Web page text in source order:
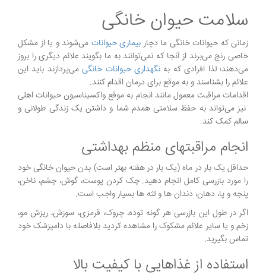
سلامت حیوان خانگی
زمانی که حیوانات خانگی ما دچار بیماری حیوانات می‌شوند و یا از مشکل
خاصی رنج می‌برند از آنجا که نمی‌توانند به ما بگویند علائم دیگری را بروز
می‌دهند؛ لذا افرادی که به نگهداری حیوانات خانگیمی‌پردازند باید این
علائم را بشناسند و به موقع برای درمان اقدام کنند.
اقدامات مراقبت معمول مانند انجام به موقع واکسیناسیون حیوانات اهلی
نیز می‌تواند به حفظ سلامتی همدم شما و داشتن یک زندگی طولانی و
سالم کمک کند.
انجام مراقبتهای منظم بهداشتی
حداقل یک بار در ماه (یک بار در هفته بهتر است) بدن حیوان خانگی خود
را مورد بازرسی کامل انجام دهید. چک کردن پوست، گوش، چشم، ناخن،
پنجه و پا، دهان، دندان ها و لثه ها بسیار واجب است.
اگر در طول این بازرسی هر گونه توده، چروک، قرمزی، سوزش، ریزش مو،
زخم و یا سایر علائم مشکوک را مشاهده کردید بلافاصله با دامپزشک خود
تماس بگیرید.
استفاده از غذاهایی با کیفیت بالا